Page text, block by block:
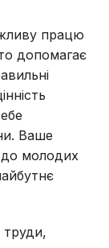
працю
допомагає
Ваше
до молодих